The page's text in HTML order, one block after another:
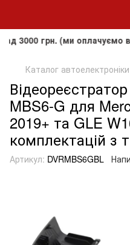
(ми оплачуємо
Каталог автоелектроніки
MBS6-G для
2019+ та GLE
комплектацій з
Артикул: DVRMBS6GBL